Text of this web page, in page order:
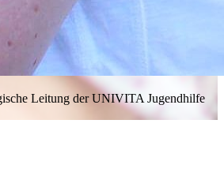
Leitung der UNIVITA Jugendhilfe